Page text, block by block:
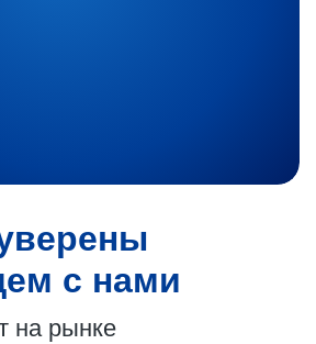
с нами
на рынке